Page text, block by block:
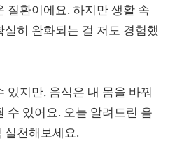
질환이에요. 하지만 생활 속
히 완화되는 걸 저도 경험했
있지만, 음식은 내 몸을 바꿔
수 있어요. 오늘 알려드린 음
실천해보세요.